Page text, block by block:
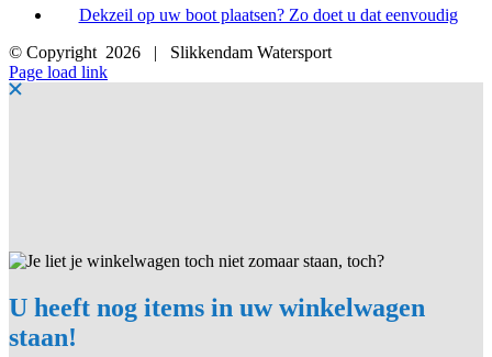
Dekzeil op uw boot plaatsen? Zo doet u dat eenvoudig
© Copyright 2026 | Slikkendam Watersport
Facebook
Instagram
LinkedIn
YouTube
X
E-
mail
Page load link
U heeft nog items in uw winkelwagen
staan!